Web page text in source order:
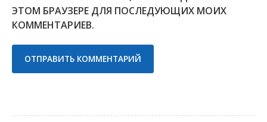
ЭТОМ БРАУЗЕРЕ ДЛЯ ПОСЛЕДУЮЩИХ МОИХ
КОММЕНТАРИЕВ.